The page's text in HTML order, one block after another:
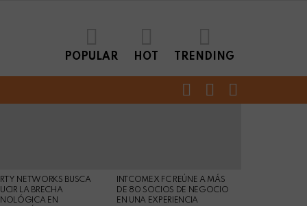
POPULAR HOT TRENDING
FOLLOWSEARCH
NETWORKS BUSCA
LA BRECHA
EN
INTCOMEX FC REÚNE A MÁS
DE 80 SOCIOS DE NEGOCIO
EN UNA EXPERIENCIA